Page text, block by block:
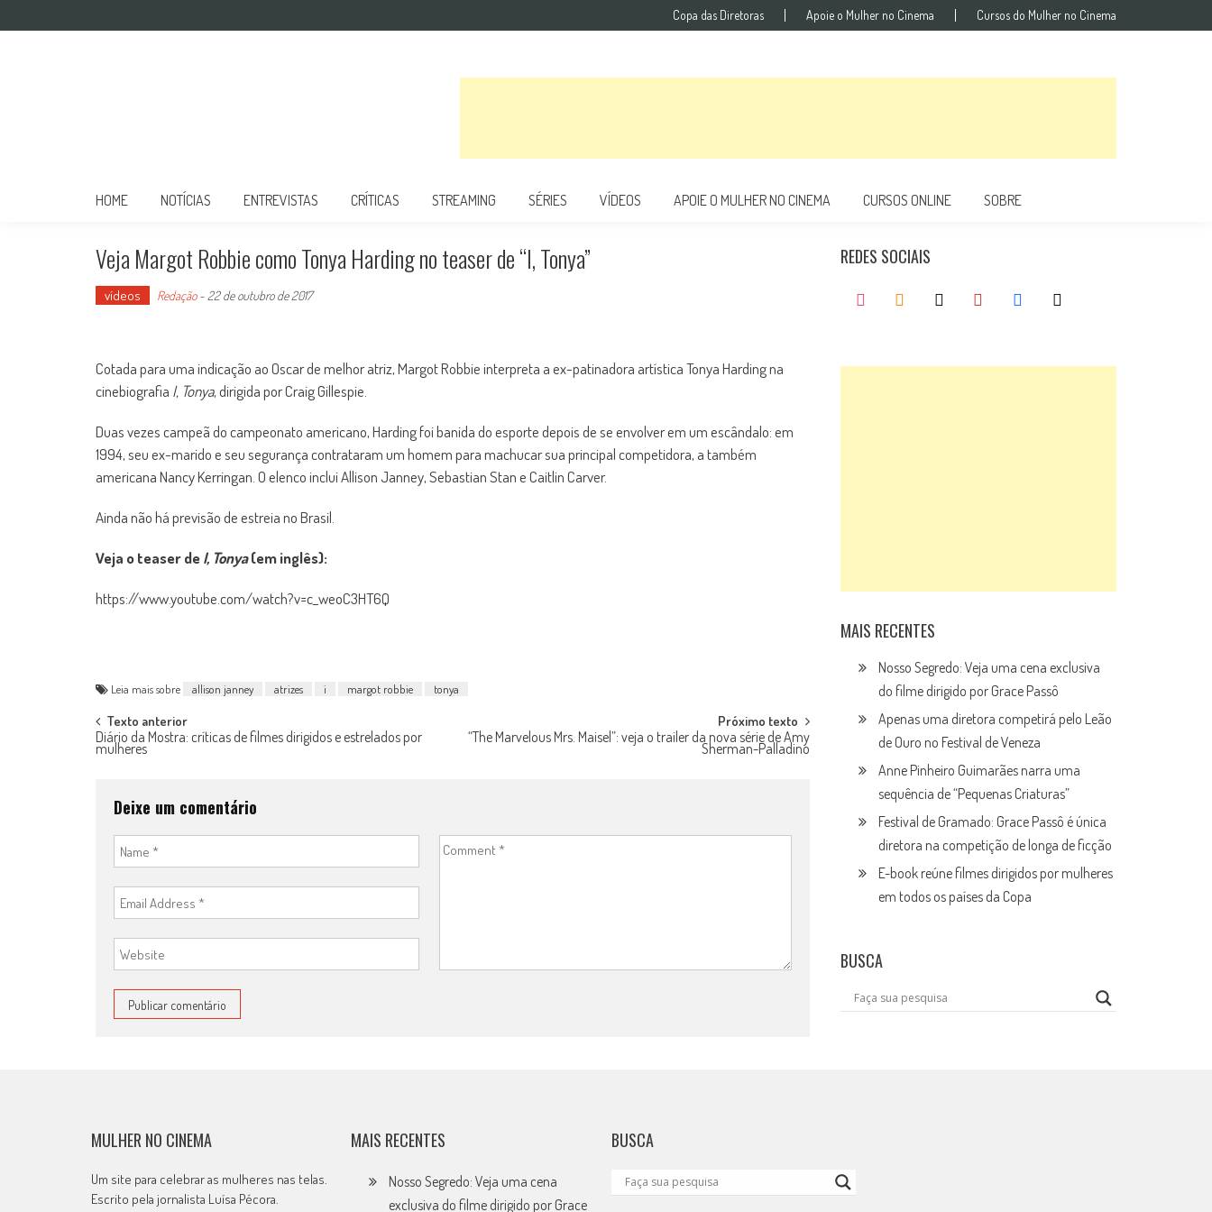
Copa das Diretoras Apoie o Mulher no Cinema Cursos do Mulher no Cinema
HOME NOTÍCIAS ENTREVISTAS CRÍTICAS STREAMING SÉRIES VÍDEOS APOIE O MULHER NO CINEMA CURSOS ONLINE SOBRE
Veja Margot Robbie como Tonya Harding no teaser de “I, Tonya”
vídeos Redação- 22 de outubro de 2017
Cotada para uma indicação ao Oscar de melhor atriz, Margot Robbie interpreta a ex-patinadora artística Tonya Harding na
cinebiografia I, Tonya, dirigida por Craig Gillespie.
Duas vezes campeã do campeonato americano, Harding foi banida do esporte depois de se envolver em um escândalo: em
1994, seu ex-marido e seu segurança contrataram um homem para machucar sua principal competidora, a também
americana Nancy Kerringan. O elenco inclui Allison Janney, Sebastian Stan e Caitlin Carver.
Ainda não há previsão de estreia no Brasil.
Veja o teaser deI, Tonya(em inglês):
https://www.youtube.com/watch?v=c_weoC3HT6Q
Leia mais sobre allison janney atrizes i margot robbie tonya
Post
navigation
Texto anterior
Diário da Mostra: críticas de filmes dirigidos e estrelados por
mulheres
Próximo texto
“The Marvelous Mrs. Maisel”: veja o trailer da nova série de Amy
Sherman-Palladino
Deixe um comentário
REDES SOCIAIS
MAIS RECENTES
Nosso Segredo: Veja uma cena exclusiva
do filme dirigido por Grace Passô
Apenas uma diretora competirá pelo Leão
de Ouro no Festival de Veneza
Anne Pinheiro Guimarães narra uma
sequência de “Pequenas Criaturas”
Festival de Gramado: Grace Passô é única
diretora na competição de longa de ficção
E-book reúne filmes dirigidos por mulheres
em todos os países da Copa
BUSCA
MULHER NO CINEMA
Um site para celebrar as mulheres nas telas.
Escrito pela jornalista Luísa Pécora.
MAIS RECENTES
Nosso Segredo: Veja uma cena
exclusiva do filme dirigido por Grace
BUSCA